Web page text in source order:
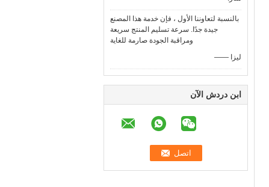
بالنسبة لتعاوننا الأول ، فإن خدمة هذا المصنع
جيدة جدًا. سرعة تسليم المنتج سريعة
ومراقبة الجودة صارمة للغاية
—— ليزا
ابن دردش الآن